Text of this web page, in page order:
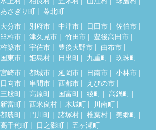
あさぎり町
苓北町
大分市 別府市 中津市 日田市
佐伯市
臼杵市
津久見市 竹田市
豊後高田市
杵築市
宇佐市 豊後大野市
由布市
国東市
姫島村 日出町 九重町 玖珠町
宮崎市 都城市 延岡市 日南市
小林市
日向市
串間市 西都市
えびの市
三股町
高原町 国富町 綾町
高鍋町
新富町
西米良村 木城町
川南町
都農町
門川町 諸塚村 椎葉村
美郷町
高千穂町
日之影町 五ヶ瀬町